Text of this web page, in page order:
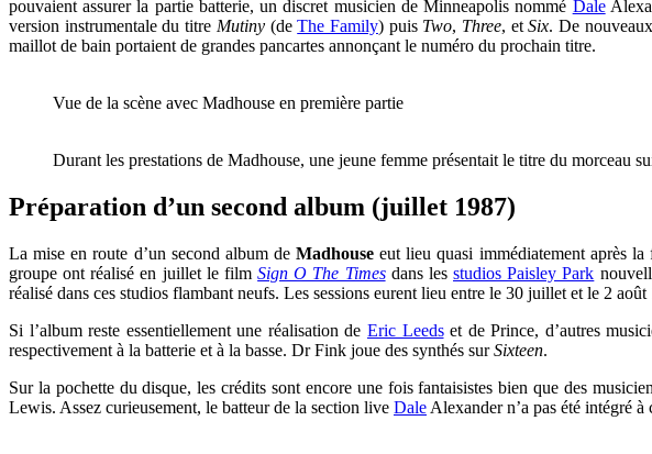
pouvaient assurer la partie batterie, un discret musicien de Minneapolis nommé Dale
version instrumentale du titre Mutiny(deThe Family) puis Two, Three, etSix. De
maillot de bain portaient de grandes pancartes annonçant le numéro du prochain titre.
Vue de la scène avec Madhouse en première partie
Durant les prestations de Madhouse, une jeune femme présentait le titre du morceau
Préparation d’un second album (juillet 1987)
La mise en route d’un second album deMadhouse eut lieu quasi immédiatement après
groupe ont réalisé en juillet le filmSign O The Timesdans lesstudios Paisley Park
réalisé dans ces studios flambant neufs. Les sessions eurent lieu entre le 30 juillet et le 2
Si l’album reste essentiellement une réalisation de Eric Leedset de Prince, d’autres
respectivement à la batterie et à la basse. Dr Fink joue des synthés surSixteen.
Sur la pochette du disque, les crédits sont encore une fois fantaisistes bien que des
Lewis. Assez curieusement, le batteur de la section live Dale Alexander n’a pas été intégré à